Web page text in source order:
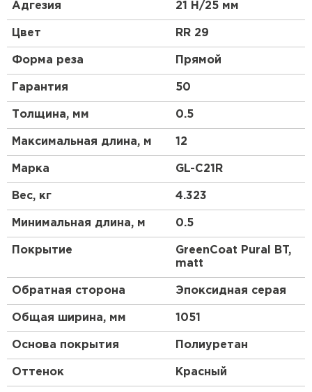
обеспечивает оптимальную прочность. Материал
строения.
Адгезия 21 Н/25 мм
Цвет RR 29
Форма реза Прямой
Гарантия 50
Толщина, мм 0.5
Максимальная длина, м 12
Марка GL-С21R
Вес, кг 4.323
Минимальная длина, м 0.5
Покрытие
GreenCoat Pural BT,
matt
Обратная сторона Эпоксидная серая
Общая ширина, мм 1051
Основа покрытия Полиуретан
Оттенок Красный